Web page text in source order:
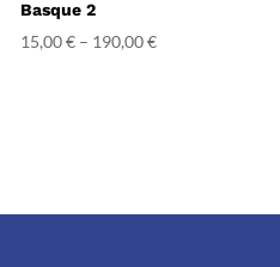
Basque 2
15,00€ – 190,00€